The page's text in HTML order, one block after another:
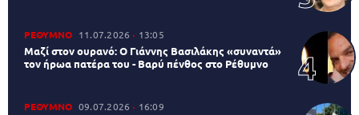
ΡΕΘΥΜΝΟ 11.07.2026 13:05
Μαζί στον ουρανό: Ο Γιάννης Βασιλάκης «συναντά»
τον ήρωα πατέρα του - Βαρύ πένθος στο Ρέθυμνο
ΡΕΘΥΜΝΟ 09.07.2026 16:09